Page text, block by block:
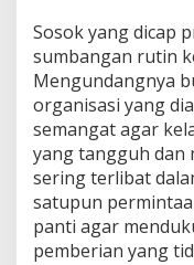
Sosok yang dicap
sumbangan rutin
Mengundangnya
organisasi yang
semangat agar
yang tangguh dan
sering terlibat
satupun
panti agar
pemberian yang